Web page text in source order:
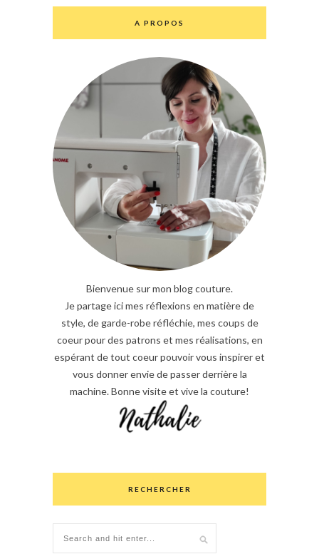
A PROPOS
Bienvenue sur mon blog couture.
Je partage ici mes réflexions en matière de
style, de garde-robe réfléchie, mes coups de
coeur pour des patrons et mes réalisations, en
espérant de tout coeur pouvoir vous inspirer et
vous donner envie de passer derrière la
machine. Bonne visite et vive la couture!
RECHERCHER